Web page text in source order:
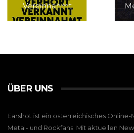
Vereinnahmt
ÜBER UNS
Earshot ist ein österreichisches
Metal- und Rockfans. Mit aktuellen